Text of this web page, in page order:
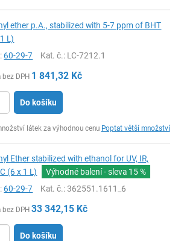
ether p.A., stabilized with 5-7 ppm of BHT
L)
60-29-7 Kat. č.: LC-7212.1
bez DPH 1 841,32 Kč
Do košíku
látek za výhodnou cenu Poptat větší množství
Ether stabilized with ethanol for UV, IR,
(6 x 1 L)
Výhodné balení - sleva 15 %
60-29-7 Kat. č.: 362551.1611_6
bez DPH 33 342,15 Kč
Do košíku